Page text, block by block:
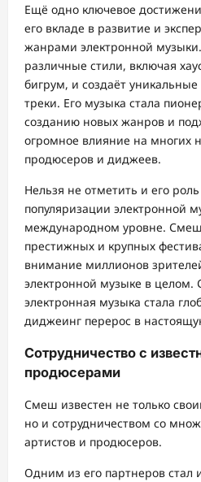
Ещё одно ключевое
его вкладе в развитие и
жанрами электронной
различные стили, включая
бигрум, и создаёт
треки. Его музыка стала
созданию новых жанров и
огромное влияние на многих
продюсеров и диджеев.
Нельзя не отметить и его
популяризации электронной
международном уровне.
престижных и крупных
внимание миллионов
электронной музыке в
электронная музыка стала
диджеинг перерос в
Сотрудничество с
продюсерами
Смеш известен не только
но и сотрудничеством со
артистов и продюсеров.
Одним из его партнеров стал